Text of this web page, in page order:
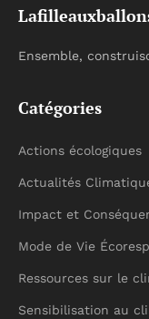
Ensemble,
Catégories
Actions écologiques
Actualités
Impact et
Mode de Vie
Ressources sur le
Sensibilisation au